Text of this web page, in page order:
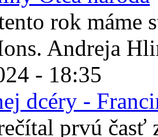
rok máme
Andreja
- 18:35
dcéry -
prvú časť